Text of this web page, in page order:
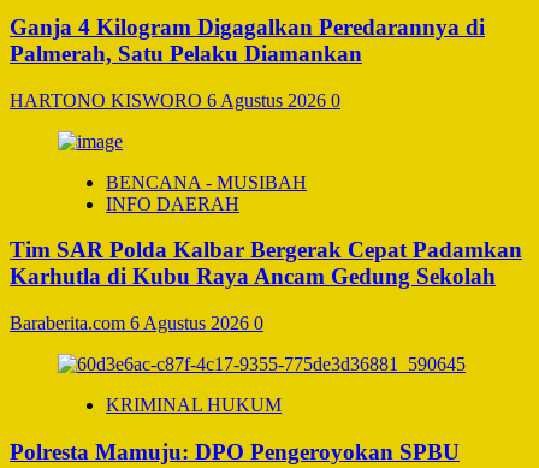
Ganja 4 Kilogram Digagalkan Peredarannya di
Palmerah, Satu Pelaku Diamankan
HARTONO KISWORO 6 Agustus 2026 0
BENCANA - MUSIBAH
INFO DAERAH
Tim SAR Polda Kalbar Bergerak Cepat Padamkan
Karhutla di Kubu Raya Ancam Gedung Sekolah
Baraberita.com 6 Agustus 2026 0
KRIMINAL HUKUM
Polresta Mamuju: DPO Pengeroyokan SPBU